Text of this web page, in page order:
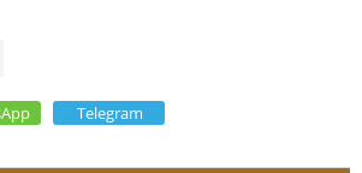
Telegram